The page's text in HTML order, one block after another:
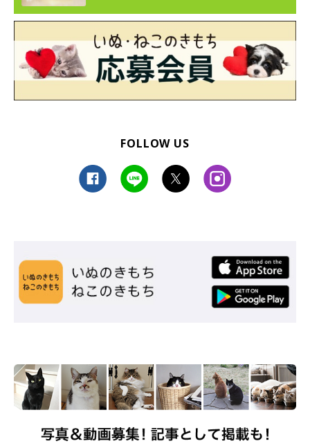
狩りの成功率が1割以下だったとされる野性時代の猫にとって、
狩りの失敗から気分をすぐに切り替えることは、生き抜くために
ッチを切り替え、気分を変えることでストレスを溜めないように
しているのだとか。
人には予期せぬ行動変化に見えますが、実は猫なりの理由やパタ
FOLLOW US